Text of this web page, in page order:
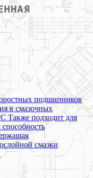
подшипников
в смазочных
Также подходит для
смазки